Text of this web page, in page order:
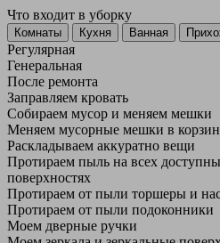
Что входит в уборку
Регу­лярная
Гене­ральная
После ремонта
Заправляем кровать
Собираем мусор и меняем мешки
Меняем мусорные мешки в
Раскладываем аккуратно вещи
Протираем пыль на всех
поверхностях
Протираем от пыли торшеры и
Протираем от пыли подоконники
Моем дверные ручки